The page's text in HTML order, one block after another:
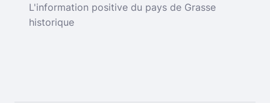
L'information positive du pays de Grasse
historique